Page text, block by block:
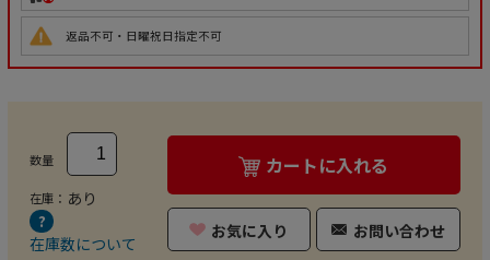
返品不可・日曜祝日指定不可
数量
在庫： あり
在庫数について
カートに入れる
お気に入り お問い合わせ